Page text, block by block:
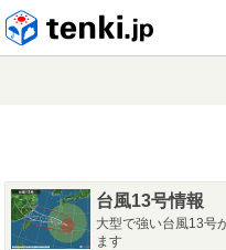
台風13号情報
大型で強い台風13号
ます